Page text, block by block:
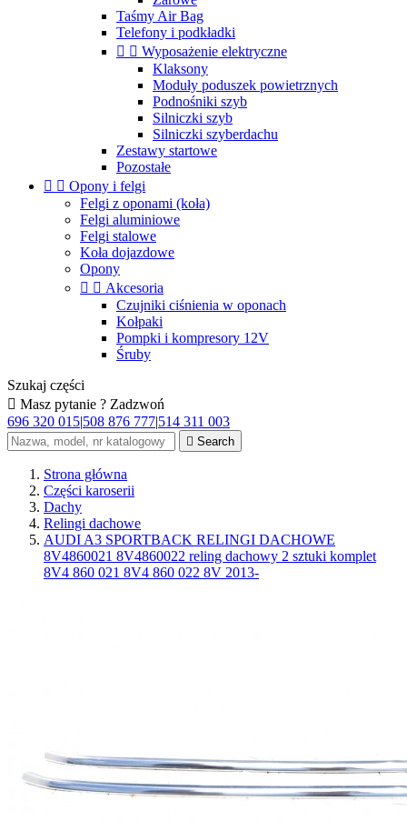
Taśmy Air Bag
Telefony i podkładki
  Wyposażenie elektryczne
Klaksony
Moduły poduszek powietrznych
Podnośniki szyb
Silniczki szyb
Silniczki szyberdachu
Zestawy startowe
Pozostałe
  Opony i felgi
Felgi z oponami (koła)
Felgi aluminiowe
Felgi stalowe
Koła dojazdowe
Opony
  Akcesoria
Czujniki ciśnienia w oponach
Kołpaki
Pompki i kompresory 12V
Śruby
Szukaj części
 Masz pytanie ? Zadzwoń
696 320 015|508 876 777|514 311 003
 Search
Strona główna
Części karoserii
Dachy
Relingi dachowe
AUDI A3 SPORTBACK RELINGI DACHOWE
8V4860021 8V4860022 reling dachowy 2 sztuki komplet
8V4 860 021 8V4 860 022 8V 2013-